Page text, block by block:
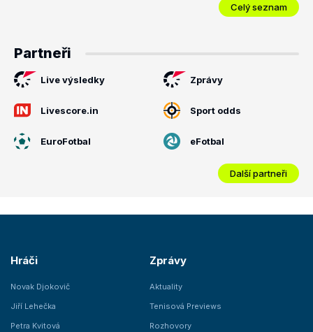
Celý seznam
Partneři
Live výsledky Zprávy
Livescore.in Sport odds
EuroFotbal eFotbal
Další partneři
Hráči
Novak Djokovič
Jiří Lehečka
Petra Kvitová
Zprávy
Aktuality
Tenisová Previews
Rozhovory